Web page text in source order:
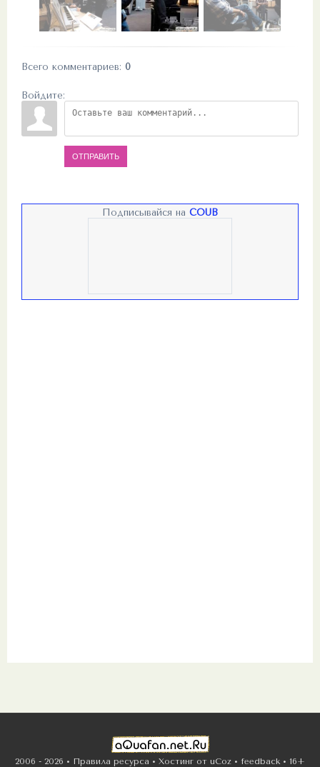
Всего комментариев: 0
Войдите:
ОТПРАВИТЬ
Подписывайся на COUB
2006 - 2026 • Правила ресурса • Хостинг от uCoz • feedback • 16+